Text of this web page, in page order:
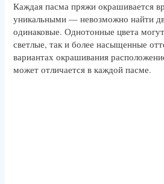
Каждая пасма пряжи окрашивается
уникальными — невозможно найти
одинаковые. Однотонные цвета
светлые, так и более насыщенные
вариантах окрашивания
может отличается в каждой пасме.